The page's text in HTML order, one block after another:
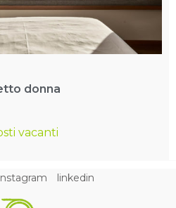
donna
vacanti
linkedin